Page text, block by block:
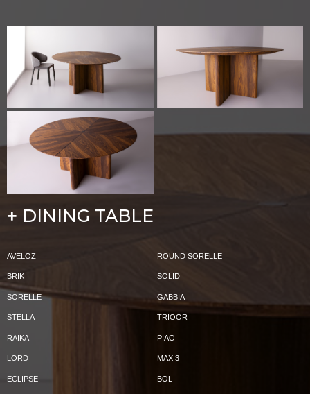
+ DINING TABLE
AVELOZ ROUND SORELLE
BRIK SOLID
SORELLE GABBIA
STELLA TRIOOR
RAIKA PIAO
LORD MAX 3
ECLIPSE BOL